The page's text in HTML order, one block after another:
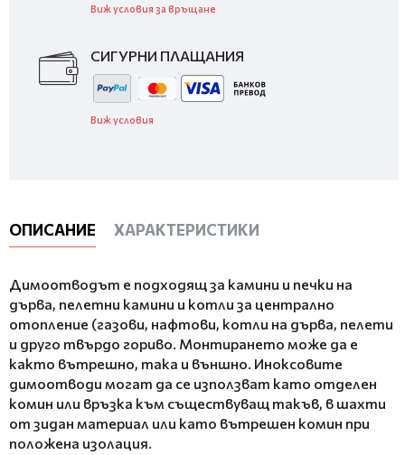
Виж условия за връщане
СИГУРНИ ПЛАЩАНИЯ
Виж условия
ОПИСАНИЕ ХАРАКТЕРИСТИКИ
Димоотводът е подходящ за камини и печки на
дърва, пелетни камини и котли за централно
отопление (газови, нафтови, котли на дърва, пелети
и друго твърдо гориво. Монтирането може да е
както вътрешно, така и външно. Иноксовите
димоотводи могат да се използват като отделен
комин или връзка към съществуващ такъв, в шахти
от зидан материал или като вътрешен комин при
положена изолация.